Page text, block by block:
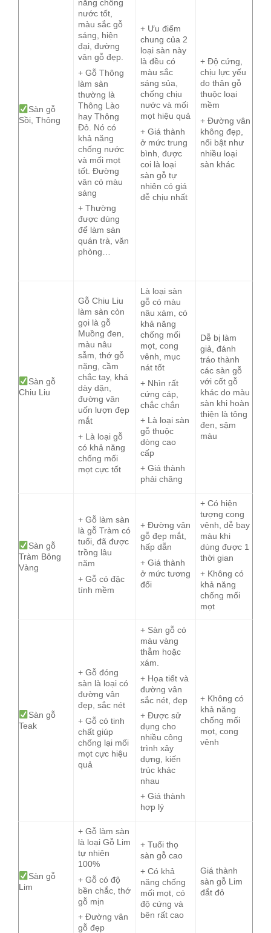
Sàn gỗ
Sồi, Thông
năng chống
nước tốt,
màu sắc gỗ
sáng, hiện
đại, đường
vân gỗ đẹp.
+ Gỗ Thông
làm sàn
thường là
Thông Lào
hay Thông
Đỏ. Nó có
khả năng
chống nước
và mối mọt
tốt. Đường
vân có màu
sáng
+ Thường
được dùng
để làm sàn
quán trà, văn
phòng…
+ Ưu điểm
chung của 2
loại sàn này
là đều có
màu sắc
sáng sủa,
chống chịu
nước và mối
mọt hiệu quả
+ Giá thành
ở mức trung
bình, được
coi là loại
sàn gỗ tự
nhiên có giá
dễ chịu nhất
+ Độ cứng,
chịu lực yếu
do thân gỗ
thuộc loại
mềm
+ Đường vân
không đẹp,
nổi bật như
nhiều loại
sàn khác
Sàn gỗ
Chiu Liu
Gỗ Chiu Liu
làm sàn còn
gọi là gỗ
Muồng đen,
màu nâu
sẫm, thớ gỗ
nặng, cầm
chắc tay, khá
dày dặn,
đường vân
uốn lượn đẹp
mắt
+ Là loại gỗ
có khả năng
chống mối
mọt cực tốt
Là loại sàn
gỗ có màu
nâu xám, có
khả năng
chống mối
mọt, cong
vênh, mục
nát tốt
+ Nhìn rất
cứng cáp,
chắc chắn
+ Là loại sàn
gỗ thuộc
dòng cao
cấp
+ Giá thành
phải chăng
Dễ bị làm
giả, đánh
tráo thành
các sàn gỗ
với cốt gỗ
khác do màu
sàn khi hoàn
thiện là tông
đen, sậm
màu
Sàn gỗ
Tràm Bông
Vàng
+ Gỗ làm sàn
là gỗ Tràm có
tuổi, đã được
trồng lâu
năm
+ Gỗ có đặc
tính mềm
+ Đường vân
gỗ đẹp mắt,
hấp dẫn
+ Giá thành
ở mức tương
đối
+ Có hiện
tượng cong
vênh, dễ bay
màu khi
dùng được 1
thời gian
+ Không có
khả năng
chống mối
mọt
Sàn gỗ
Teak
+ Gỗ đóng
sàn là loại có
đường vân
đẹp, sắc nét
+ Gỗ có tinh
chất giúp
chống lại mối
mọt cực hiệu
quả
+ Sàn gỗ có
màu vàng
thẫm hoặc
xám.
+ Họa tiết và
đường vân
sắc nét, đẹp
+ Được sử
dụng cho
nhiều công
trình xây
dựng, kiến
trúc khác
nhau
+ Giá thành
hợp lý
+ Không có
khả năng
chống mối
mọt, cong
vênh
Sàn gỗ
Lim
+ Gỗ làm sàn
là loại Gỗ Lim
tự nhiên
100%
+ Gỗ có độ
bền chắc, thớ
gỗ mịn
+ Đường vân
gỗ đẹp
+ Tuổi thọ
sàn gỗ cao
+ Có khả
năng chống
mối mọt, có
độ cứng và
bên rất cao
Giá thành
sàn gỗ Lim
đắt đỏ